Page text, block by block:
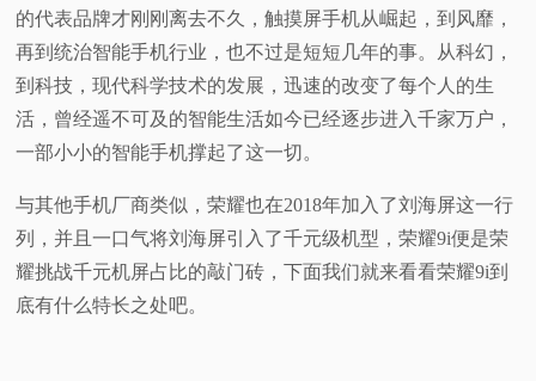
验
专
题
的代表品牌才刚刚离去不久，触摸屏手机从崛起，到风靡，
再到统治智能手机行业，也不过是短短几年的事。从科幻，
到科技，现代科学技术的发展，迅速的改变了每个人的生
活，曾经遥不可及的智能生活如今已经逐步进入千家万户，
一部小小的智能手机撑起了这一切。
与其他手机厂商类似，荣耀也在2018年加入了刘海屏这一行
列，并且一口气将刘海屏引入了千元级机型，荣耀9i便是荣
耀挑战千元机屏占比的敲门砖，下面我们就来看看荣耀9i到
底有什么特长之处吧。